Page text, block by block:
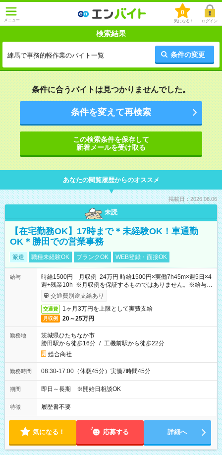
メニュー
0
気になる！ ログイン
検索結果
練馬で事務的軽作業のバイト一覧 条件の変更
条件に合うバイトは見つかりませんでした。
条件を変えて再検索
この検索条件を保存して
新着メールを受け取る
あなたの閲覧履歴からのオススメ
掲載日：2026.08.06
未読
【在宅勤務OK】17時まで＊未経験OK！車通勤
OK＊勝田での営業事務
派遣 職種未経験OK ブランクOK WEB登録・面接OK
給与
時給1500円 月収例 24万円 時給1500円×実働7h45m×週5日×4
週+残業10h ※月収例を保証するものではありません。※給与即
受取りサービス利用可（利用条件有）
交通費別途支給あり
交通費 1ヶ月3万円を上限として実費支給
月収例 20～25万円
勤務地
茨城県ひたちなか市
勝田駅から徒歩16分 / 工機前駅から徒歩22分
総合商社
勤務時間 08:30-17:00（休憩45分）実働7時間45分
期間 即日～長期 ※開始日相談OK
特徴 履歴書不要
気になる！ 応募する 詳細へ